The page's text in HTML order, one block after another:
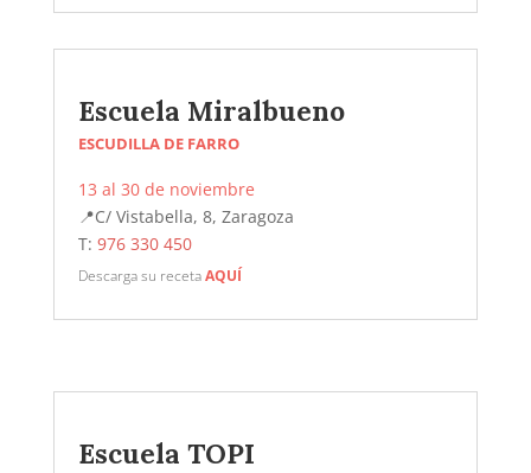
Escuela Miralbueno
ESCUDILLA DE FARRO
13 al 30 de noviembre
📍C/ Vistabella, 8, Zaragoza
T: 976 330 450
Descarga su recetaAQUÍ
Escuela TOPI